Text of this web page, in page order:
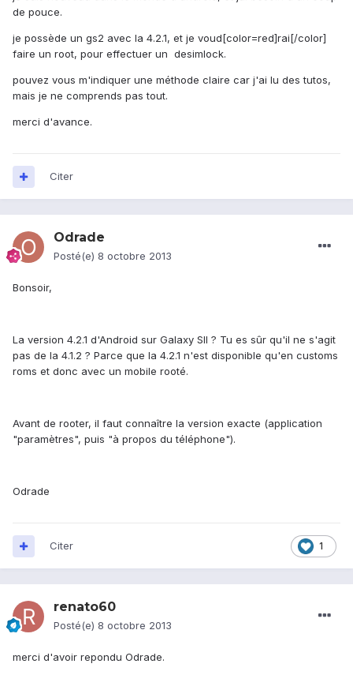
de pouce.
je possède un gs2 avec la 4.2.1, et je voud[color=red]rai[/color]
faire un root, pour effectuer un desimlock.
pouvez vous m'indiquer une méthode claire car j'ai lu des tutos,
mais je ne comprends pas tout.
merci d'avance.
Citer
Odrade
Posté(e) 8 octobre 2013
Bonsoir,
La version 4.2.1 d'Android sur Galaxy SII ? Tu es sûr qu'il ne s'agit
pas de la 4.1.2 ? Parce que la 4.2.1 n'est disponible qu'en customs
roms et donc avec un mobile rooté.
Avant de rooter, il faut connaître la version exacte (application
"paramètres", puis "à propos du téléphone").
Odrade
1
Citer
renato60
Posté(e) 8 octobre 2013
merci d'avoir repondu Odrade.